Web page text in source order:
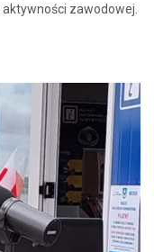
zawodowej.